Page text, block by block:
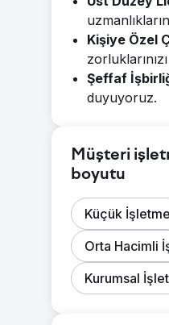
Kişiye Özel
Şeffaf
duyuyoruz.
Müşteri
boyutu
Küçük İşletme
Orta Hacimli
Kurumsal